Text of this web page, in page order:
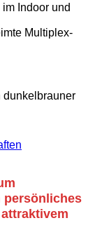
Indoor und
Multiplex-
dunkelbrauner
persönliches